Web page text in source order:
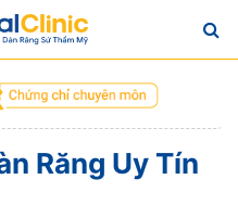
Răng Uy Tín